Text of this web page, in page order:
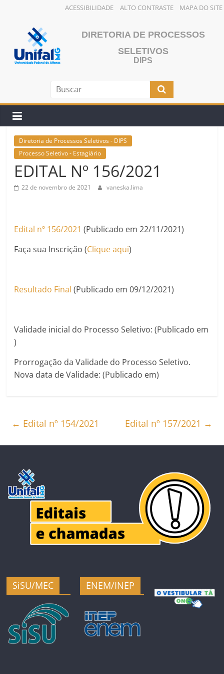
ACESSIBILIDADE ALTO CONTRASTE MAPA DO SITE
conteúdo
DIRETORIA DE PROCESSOS
SELETIVOS
DIPS
Diretoria de Processos Seletivos - DIPS
Processo Seletivo - Estagiário
EDITAL Nº 156/2021
22 de novembro de 2021 vaneska.lima
Edital nº 156/2021 (Publicado em 22/11/2021)
Faça sua Inscrição (Clique aqui)
Resultado Final (Publicado em 09/12/2021)
Validade inicial do Processo Seletivo: (Publicado em
)
Prorrogação da Validade do Processo Seletivo.
Nova data de Validade: (Publicado em)
← Edital nº 154/2021 Edital nº 157/2021 →
SiSU/MEC ENEM/INEP